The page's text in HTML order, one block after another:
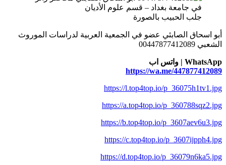
جلب الحبيب بالصورة
أبو اسحاق الصابئي عضو في الجمعية العربية لدراسات الموروث
الشعبي 00447877412089
WhatsApp | واتس اب
https://wa.me/447877412089
https://l.top4top.io/p_36075h1tv1.jpg
https://a.top4top.io/p_360788sqz2.jpg
https://b.top4top.io/p_3607aev6u3.jpg
https://c.top4top.io/p_3607ijpph4.jpg
https://d.top4top.io/p_36079n6ka5.jpg